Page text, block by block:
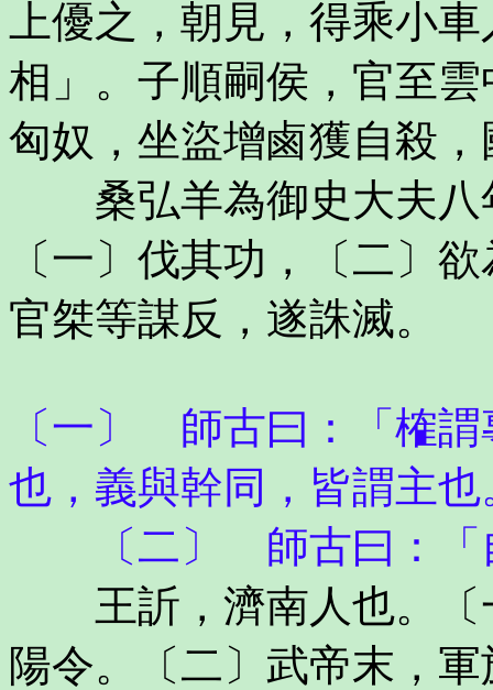
上優之，朝見，得乘小
相」。子順嗣侯，官至
匈奴，坐盜增鹵獲自殺，
桑弘羊為御史大夫八
〔一〕伐其功，〔二〕
官桀等謀反，遂誅滅。
〔一〕 師古曰：「榷
也，義與幹同，皆謂主
〔二〕 師古曰：「
王訢，濟南人也。〔
陽令。〔二〕武帝末，